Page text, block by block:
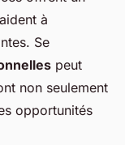
à
Se
peut
non seulement
opportunités